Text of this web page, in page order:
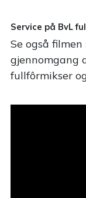
Service på BvL
Se også
gjennomgang
fullfôrmikser